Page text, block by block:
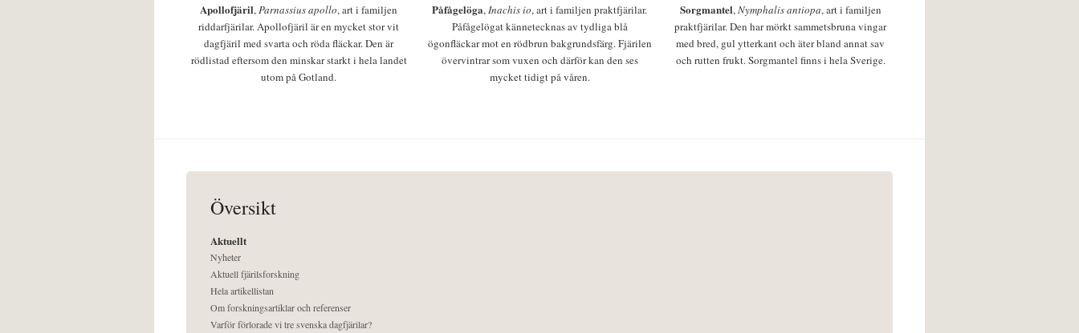
Apollofjäril,Parnassius apollo, art i familjen
riddarfjärilar. Apollofjäril är en mycket stor vit
dagfjäril med svarta och röda fläckar. Den är
rödlistad eftersom den minskar starkt i hela landet
utom på Gotland.
Påfågelöga,Inachis io, art i familjen praktfjärilar.
Påfågelögat kännetecknas av tydliga blå
ögonfläckar mot en rödbrun bakgrundsfärg. Fjärilen
övervintrar som vuxen och därför kan den ses
mycket tidigt på våren.
Sorgmantel,Nymphalis antiopa, art i familjen
praktfjärilar. Den har mörkt sammetsbruna vingar
med bred, gul ytterkant och äter bland annat sav
och rutten frukt. Sorgmantel finns i hela Sverige.
Översikt
Aktuellt
Nyheter
Aktuell fjärilsforskning
Hela artikellistan
Om forskningsartiklar och referenser
Varför förlorade vi tre svenska dagfjärilar?